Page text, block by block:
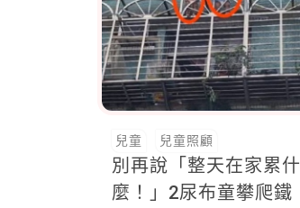
兒童 兒童照顧
別再說「整天在家累什
麼！」2尿布童攀爬鐵